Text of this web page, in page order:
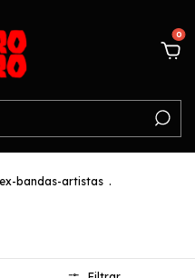
0
bandas-artistas .